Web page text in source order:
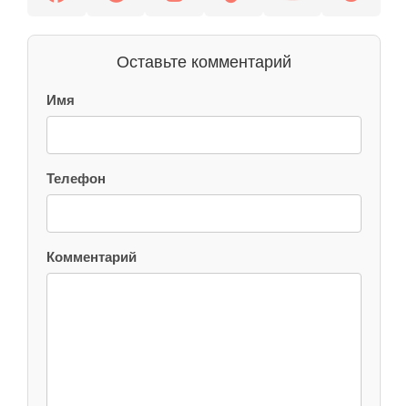
Оставьте комментарий
Имя
Телефон
Комментарий